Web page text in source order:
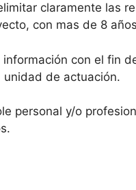
claramente las
con mas de 8
con el fin
de actuación.
personal y/o